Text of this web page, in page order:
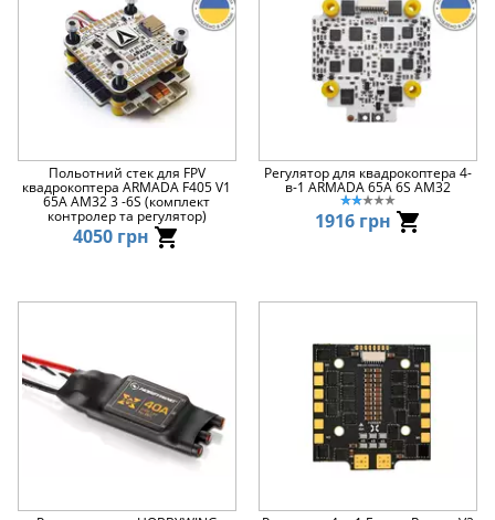
Ціна ▲
Ціна ▼
Польотний стек для FPV
квадрокоптера ARMADA F405 V1
65A AM32 3 -6S (комплект
контролер та регулятор)
4050 грн
Регулятор для квадрокоптера 4-
в-1 ARMADA 65A 6S AM32
1916 грн